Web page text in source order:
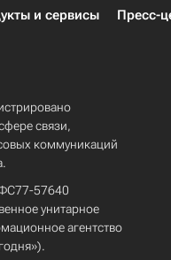
и сервисы Пресс-
связи,
коммуникаций
57640
унитарное
агентство